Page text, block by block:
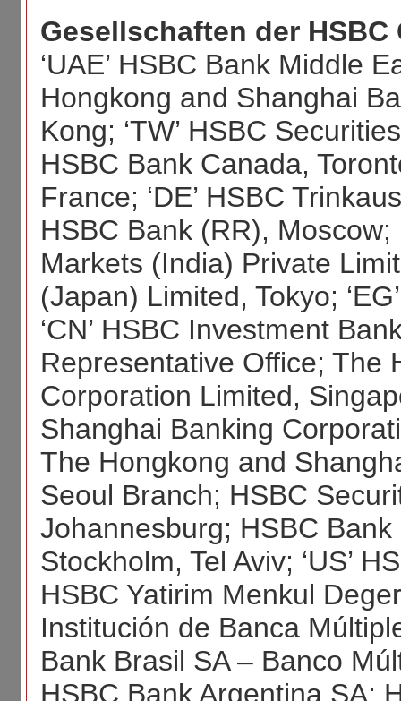
Gesellschaften der
‘UAE’ HSBC Bank Middle
Hongkong and Shanghai
Kong; ‘TW’ HSBC
HSBC Bank Canada,
France; ‘DE’ HSBC
HSBC Bank (RR), Moscow;
Markets (India) Private
(Japan) Limited, Tokyo;
‘CN’ HSBC Investment
Representative Office; The
Corporation Limited,
Shanghai Banking
The Hongkong and
Seoul Branch; HSBC
Johannesburg; HSBC
Stockholm, Tel Aviv; ‘US’
HSBC Yatirim Menkul
Institución de Banca
Bank Brasil SA – Banco
HSBC Bank Argentina SA;